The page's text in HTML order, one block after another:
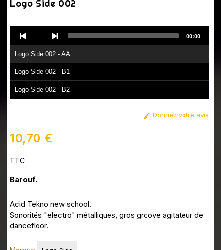
Logo Side 002
Player
Logo Side 002 - AA
Logo Side 002 - B1
Logo Side 002 - B2
00:00
 Donnez votre avis
10,70 €
TTC
Barouf.
Acid Tekno new school.
Sonorités "electro" métalliques, gros groove agitateur de
dancefloor.